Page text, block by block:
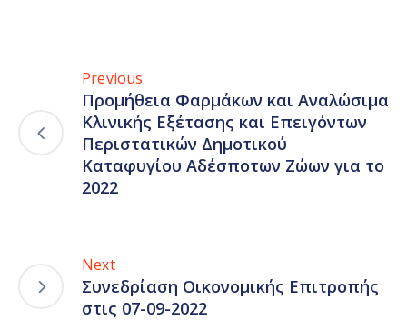
Previous
Προμήθεια Φαρμάκων και Αναλώσιμα
Κλινικής Εξέτασης και Επειγόντων
Περιστατικών Δημοτικού
Καταφυγίου Αδέσποτων Ζώων για το
2022
Next
Συνεδρίαση Οικονομικής Επιτροπής
στις 07-09-2022